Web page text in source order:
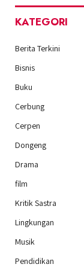
KATEGORI
Berita Terkini
Bisnis
Buku
Cerbung
Cerpen
Dongeng
Drama
film
Kritik Sastra
Lingkungan
Musik
Pendidikan